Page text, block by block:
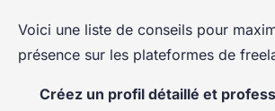
Voici une liste de conseils pour
présence sur les plateformes de
Créez un profil détaillé et